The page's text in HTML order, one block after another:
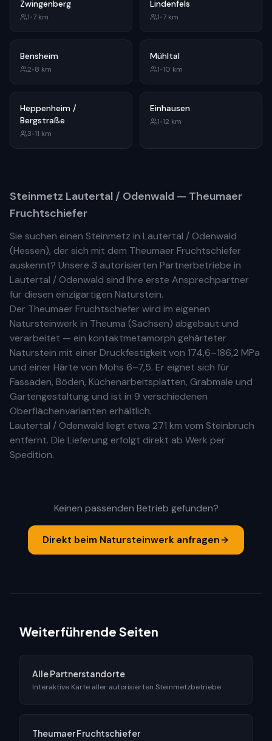
Zwingenberg
1•7 km
Lindenfels
1•7 km
Bensheim
2•8 km
Mühltal
1•10 km
Heppenheim /
Bergstraße
3•11 km
Einhausen
1•12 km
Steinmetz Lautertal / Odenwald — Theumaer
Fruchtschiefer
Sie suchen einen Steinmetz in Lautertal / Odenwald
(Hessen), der sich mit dem Theumaer Fruchtschiefer
auskennt? Unsere 3 autorisierten Partnerbetriebe in
Lautertal / Odenwald sind Ihre erste Ansprechpartner
für diesen einzigartigen Naturstein.
Der Theumaer Fruchtschiefer wird im eigenen
Natursteinwerk in Theuma (Sachsen) abgebaut und
verarbeitet — ein kontaktmetamorph gehärteter
Naturstein mit einer Druckfestigkeit von 174,6–186,2 MPa
und einer Härte von Mohs 6–7,5. Er eignet sich für
Fassaden, Böden, Küchenarbeitsplatten, Grabmale und
Gartengestaltung und ist in 9 verschiedenen
Oberflächenvarianten erhältlich.
Lautertal / Odenwald liegt etwa 271 km vom Steinbruch
entfernt. Die Lieferung erfolgt direkt ab Werk per
Spedition.
Keinen passenden Betrieb gefunden?
Direkt beim Natursteinwerk anfragen
Weiterführende Seiten
Alle Partnerstandorte
Interaktive Karte aller autorisierten Steinmetzbetriebe
Theumaer Fruchtschiefer